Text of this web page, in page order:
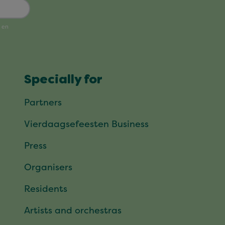
Specially for
Partners
Vierdaagsefeesten Business
Press
Organisers
Residents
Artists and orchestras